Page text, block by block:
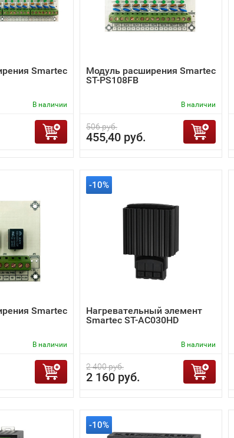
Smartec
В наличии
Модуль расширения Smartec
ST-PS108FB
В наличии
506 руб.
455,40 руб.
Smartec
В наличии
-10%
Нагревательный элемент
Smartec ST-AC030HD
В наличии
2 400 руб.
2 160 руб.
-10%